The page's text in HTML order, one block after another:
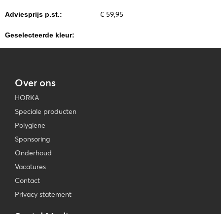
Adviesprijs p.st.: € 59,95
Geselecteerde kleur:
Over ons
HORKA
Speciale producten
Polygiene
Sponsoring
Onderhoud
Vacatures
Contact
Privacy statement